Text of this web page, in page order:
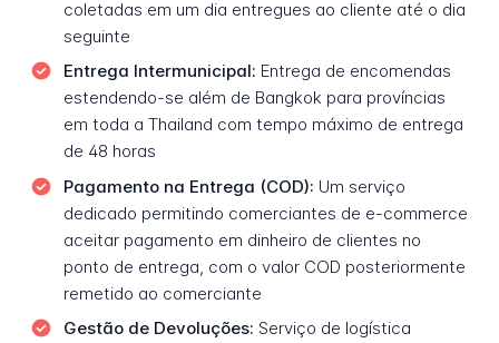
coletadas em um dia entregues ao cliente até o dia
seguinte
Entrega Intermunicipal: Entrega de encomendas
estendendo-se além de Bangkok para províncias
em toda a Thailand com tempo máximo de entrega
de 48 horas
Pagamento na Entrega (COD): Um serviço
dedicado permitindo comerciantes de e-commerce
aceitar pagamento em dinheiro de clientes no
ponto de entrega, com o valor COD posteriormente
remetido ao comerciante
Gestão de Devoluções: Serviço de logística